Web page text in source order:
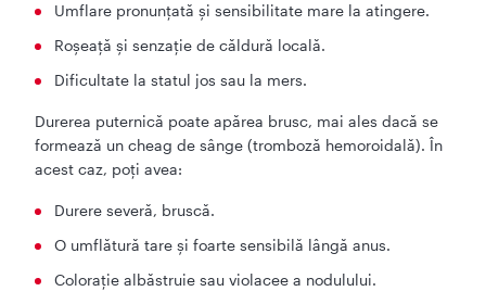
Umflare pronunțată și sensibilitate mare la atingere.
Roșeață și senzație de căldură locală.
Dificultate la statul jos sau la mers.
Durerea puternică poate apărea brusc, mai ales dacă se
formează un cheag de sânge (tromboză hemoroidală). În
acest caz, poți avea:
Durere severă, bruscă.
O umflătură tare și foarte sensibilă lângă anus.
Colorație albăstruie sau violacee a nodulului.